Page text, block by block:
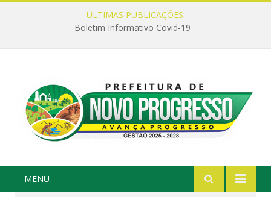
ÚLTIMAS PUBLICAÇÕES:
Boletim Informativo Covid-19
MENU